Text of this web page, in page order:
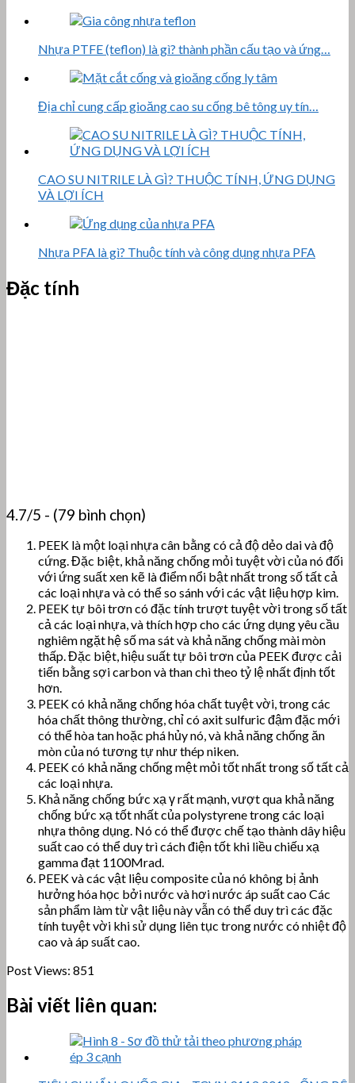
Nhựa PTFE (teflon) là gì? thành phần cấu tạo và ứng…
Địa chỉ cung cấp gioăng cao su cống bê tông uy tín…
CAO SU NITRILE LÀ GÌ? THUỘC TÍNH, ỨNG DỤNG
VÀ LỢI ÍCH
Nhựa PFA là gì? Thuộc tính và công dụng nhựa PFA
Đặc tính
4.7/5 - (79 bình chọn)
PEEK là một loại nhựa cân bằng có cả độ dẻo dai và độ
cứng. Đặc biệt, khả năng chống mỏi tuyệt vời của nó đối
với ứng suất xen kẽ là điểm nổi bật nhất trong số tất cả
các loại nhựa và có thể so sánh với các vật liệu hợp kim.
PEEK tự bôi trơn có đặc tính trượt tuyệt vời trong số tất
cả các loại nhựa, và thích hợp cho các ứng dụng yêu cầu
nghiêm ngặt hệ số ma sát và khả năng chống mài mòn
thấp.Đặc biệt, hiệu suất tự bôi trơn của PEEK được cải
tiến bằng sợi carbon và than chì theo tỷ lệ nhất định tốt
hơn.
PEEK có khả năng chống hóa chất tuyệt vời, trong các
hóa chất thông thường, chỉ có axit sulfuric đậm đặc mới
có thể hòa tan hoặc phá hủy nó, và khả năng chống ăn
mòn của nó tương tự như thép niken.
PEEK có khả năng chống mệt mỏi tốt nhất trong số tất cả
các loại nhựa.
Khả năng chống bức xạ γ rất mạnh, vượt qua khả năng
chống bức xạ tốt nhất của polystyrene trong các loại
nhựa thông dụng. Nó có thể được chế tạo thành dây hiệu
suất cao có thể duy trì cách điện tốt khi liều chiếu xạ
gamma đạt 1100Mrad.
PEEK và các vật liệu composite của nó không bị ảnh
hưởng hóa học bởi nước và hơi nước áp suất cao Các
sản phẩm làm từ vật liệu này vẫn có thể duy trì các đặc
tính tuyệt vời khi sử dụng liên tục trong nước có nhiệt độ
cao và áp suất cao.
Post Views: 851
Bài viết liên quan: